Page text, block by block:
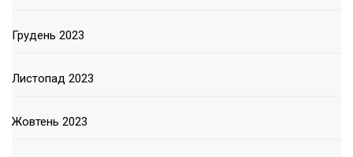
Грудень 2023
Листопад 2023
Жовтень 2023